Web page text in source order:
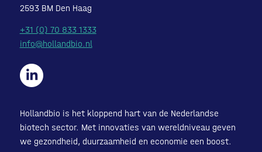
2593 BM Den Haag
+31 (0) 70 833 1333
info@hollandbio.nl
Hollandbio is het kloppend hart van de Nederlandse
biotech sector. Met innovaties van wereldniveau geven
we gezondheid, duurzaamheid en economie een boost.